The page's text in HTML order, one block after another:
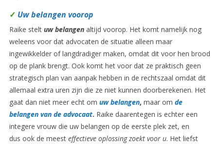
✓ Uw belangen voorop
Raike stelt uw belangenaltijd voorop. Het komt namelijk nog
weleens voor dat advocaten de situatie alleen maar
ingewikkelder of langdradiger maken, omdat dit voor hen brood
op de plank brengt. Ook komt het voor dat ze praktisch geen
strategisch plan van aanpak hebben in de rechtszaal omdat dit
allemaal extra uren zijn die ze niet kunnen doorberekenen. Het
gaat dan niet meer echt om uw belangen, maar om de
belangen van de advocaat. Raike daarentegen is echter een
integere vrouw die uw belangen op de eerste plek zet, en
dus ook de meest effectieve oplossing zoekt voor u. Het liefst